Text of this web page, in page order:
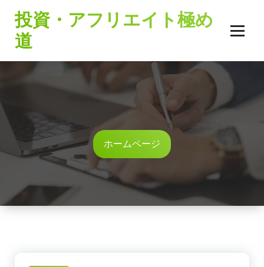
ツ
キ
ッ
投資・アフリエイト極め
道
ホームページ